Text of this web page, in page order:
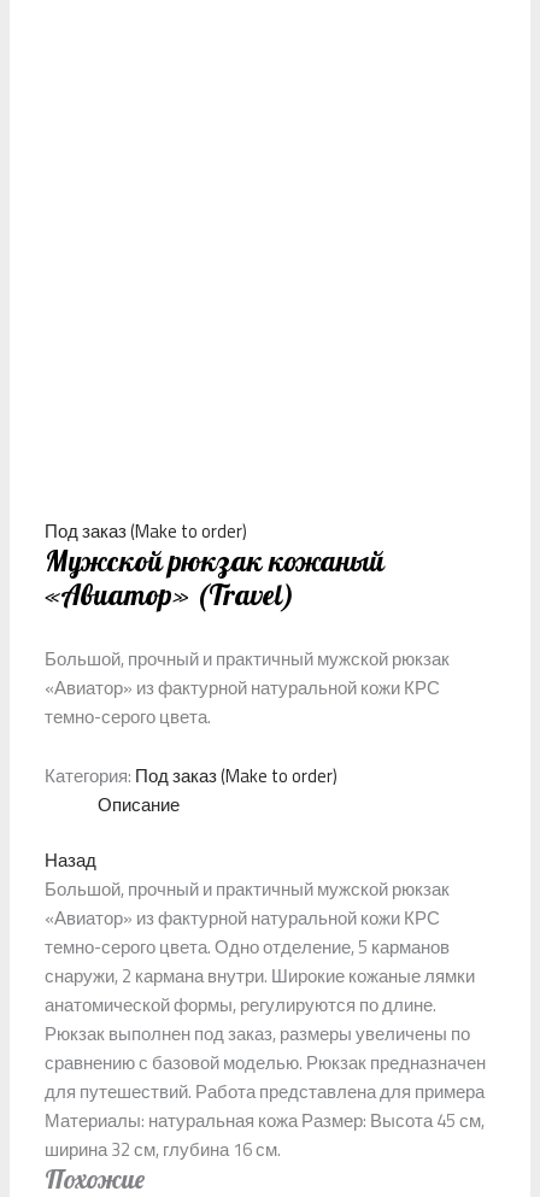
Под заказ (Make to order)
Мужской рюкзак кожаный
«Авиатор» (Travel)
Большой, прочный и практичный мужской рюкзак
«Авиатор» из фактурной натуральной кожи КРС
темно-серого цвета.
Категория: Под заказ (Make to order)
Описание
Назад
Большой, прочный и практичный мужской рюкзак
«Авиатор» из фактурной натуральной кожи КРС
темно-серого цвета. Одно отделение, 5 карманов
снаружи, 2 кармана внутри. Широкие кожаные лямки
анатомической формы, регулируются по длине.
Рюкзак выполнен под заказ, размеры увеличены по
сравнению с базовой моделью. Рюкзак предназначен
для путешествий. Работа представлена для примера
Материалы: натуральная кожа Размер: Высота 45 см,
ширина 32 см, глубина 16 см.
Похожие